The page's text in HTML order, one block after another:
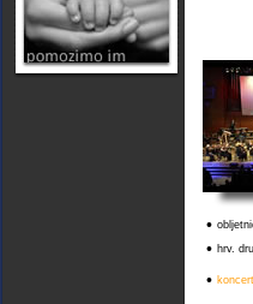
•
• hrv.
•